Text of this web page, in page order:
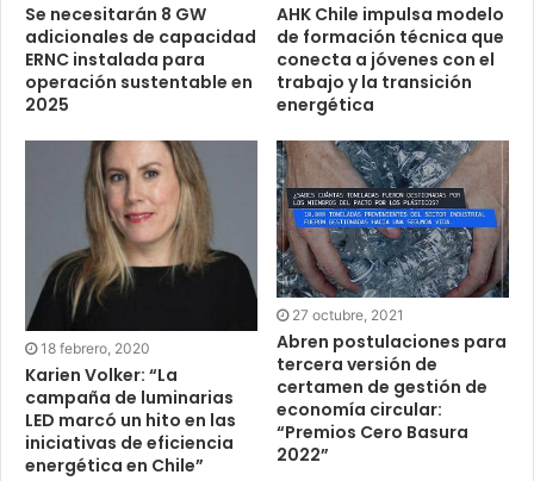
Se necesitarán 8 GW
adicionales de capacidad
ERNC instalada para
operación sustentable en
2025
AHK Chile impulsa modelo
de formación técnica que
conecta a jóvenes con el
trabajo y la transición
energética
18 febrero, 2020
Karien Volker: “La
campaña de luminarias
LED marcó un hito en las
iniciativas de eficiencia
energética en Chile”
27 octubre, 2021
Abren postulaciones para
tercera versión de
certamen de gestión de
economía circular:
“Premios Cero Basura
2022”